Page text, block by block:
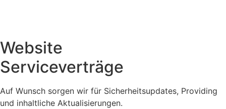
Website
Serviceverträge
Auf Wunsch sorgen wir für Sicherheits­­updates, Providing
und inhaltliche Aktuali­sierungen.